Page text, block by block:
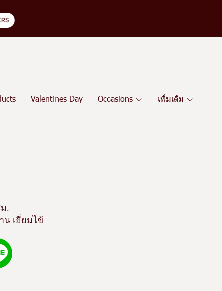
Valentines Day Occasions เพิ่มเติม
.
น เยี่ยมไข้